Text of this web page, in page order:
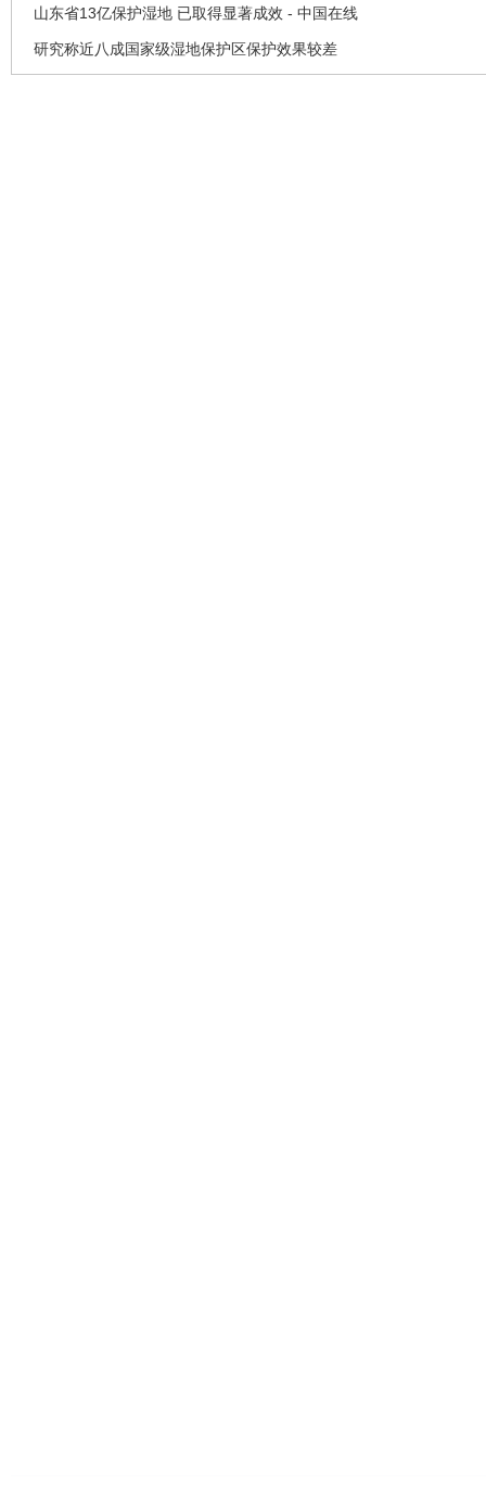
山东省13亿保护湿地 已取得显著成效 - 中国在线
研究称近八成国家级湿地保护区保护效果较差